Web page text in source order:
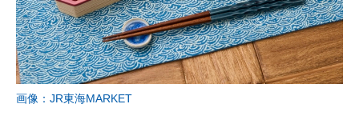
画像：JR東海MARKET